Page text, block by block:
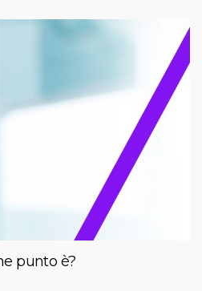
punto è?